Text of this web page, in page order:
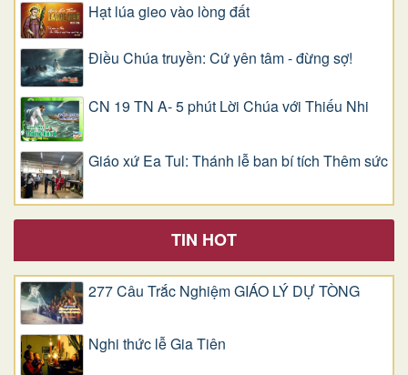
Hạt lúa gieo vào lòng đất
Điều Chúa truyền: Cứ yên tâm - đừng sợ!
CN 19 TN A- 5 phút Lời Chúa với Thiếu Nhi
Giáo xứ Ea Tul: Thánh lễ ban bí tích Thêm sức
TIN HOT
277 Câu Trắc Nghiệm GIÁO LÝ DỰ TÒNG
Nghi thức lễ Gia Tiên